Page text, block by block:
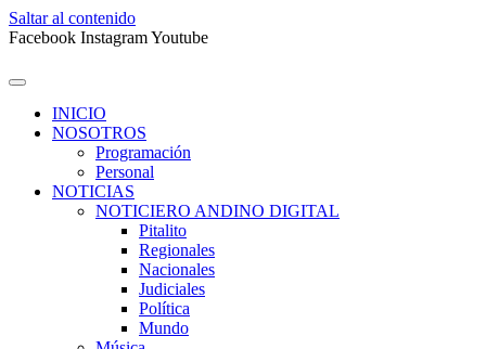
Saltar al contenido
Facebook InstagramYoutube
INICIO
NOSOTROS
Programación
Personal
NOTICIAS
NOTICIERO ANDINO DIGITAL
Pitalito
Regionales
Nacionales
Judiciales
Política
Mundo